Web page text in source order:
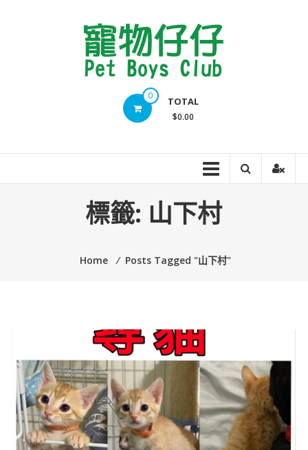
0 TOTAL
$0.00
標籤: 山下村
Home ⁄ Posts Tagged "山下村"